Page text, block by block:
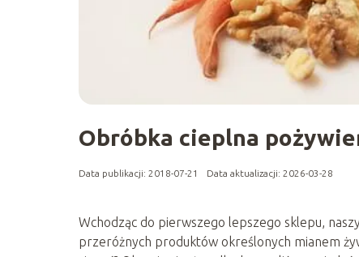
Obróbka cieplna
Data publikacji: 2018-07-21 Data aktualizacji: 2026-03-28
Wchodząc do pierwszego lepszego sklepu,
przeróżnych produktów określonych mianem